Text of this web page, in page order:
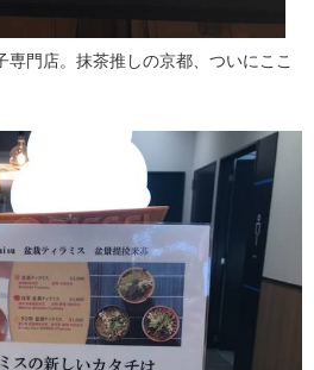
門店。抹茶推しの京都、ついにここ